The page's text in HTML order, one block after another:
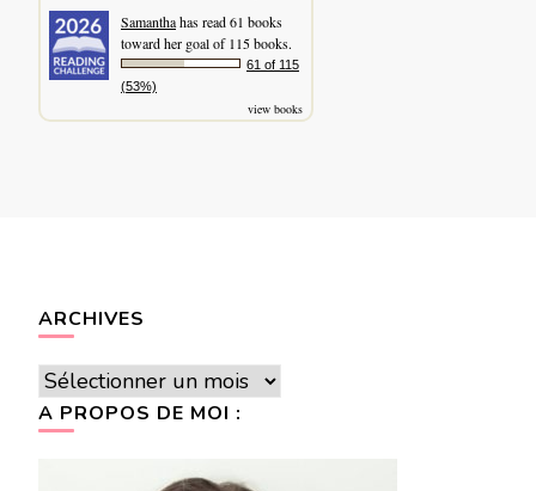
Samanthahas read 61 books
toward her goal of 115 books.
61 of 115
(53%)
view books
ARCHIVES
Archives
A PROPOS DE MOI :